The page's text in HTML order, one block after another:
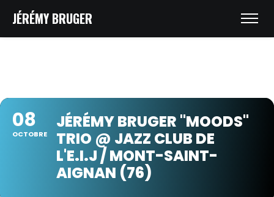
JÉRÉMY BRUGER
08
OCTOBRE
JÉRÉMY BRUGER "MOODS"
TRIO @ JAZZ CLUB DE
L'E.I.J / MONT-SAINT-
AIGNAN (76)